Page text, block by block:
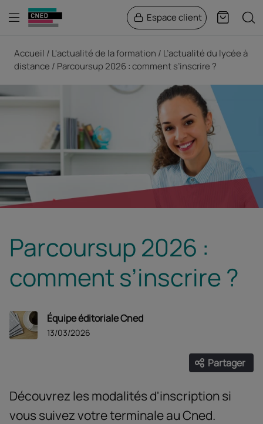
Menu Espace client Panier
Accueil L'actualité de la formation
L’actualité du lycée à
distance
Parcoursup 2026 : comment s’inscrire ?
Parcoursup 2026 :
comment s’inscrire ?
Équipe éditoriale Cned
13/03/2026
Partager
Ouvrir
Découvrez les modalités d'inscription si
vous suivez votre terminale au Cned.